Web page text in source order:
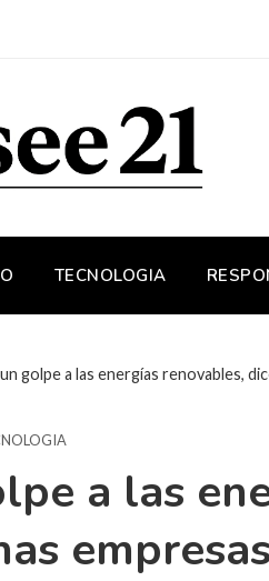
TECNOLOGIA
golpe a las energías renovables,
a las